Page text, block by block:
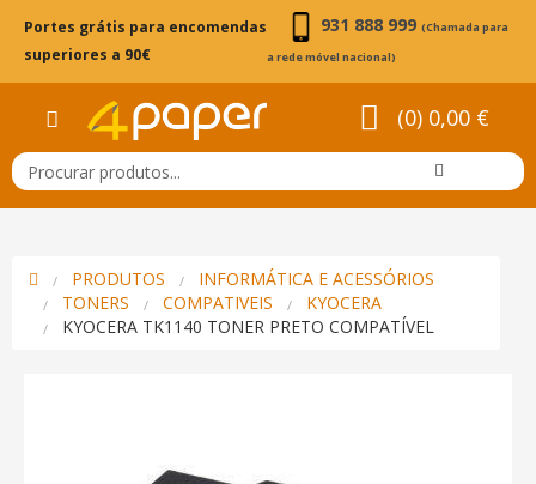
Portes grátis para encomendas
superiores a 90€
931 888 999 (Chamada para
a rede móvel nacional)
(0) 0,00 €
PRODUTOS
INFORMÁTICA E ACESSÓRIOS
TONERS
COMPATIVEIS
KYOCERA
KYOCERA TK1140 TONER PRETO COMPATÍVEL